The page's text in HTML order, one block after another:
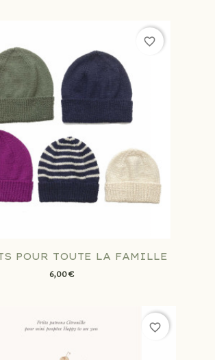
POUR TOUTE LA FAMILLE
6,00 €
favorite_border
favorite_border